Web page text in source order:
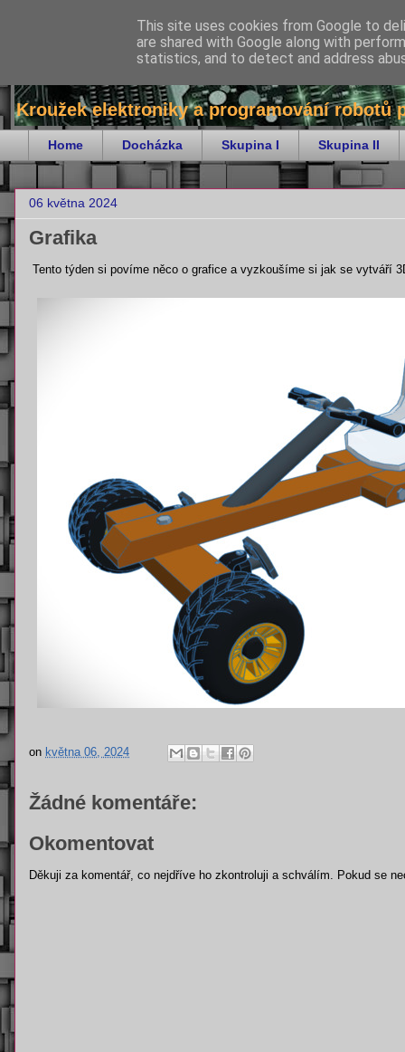
bitKrnov - robotika
Kroužek elektroniky a programování robotů
Home Docházka Skupina I Skupina II
06 května 2024
Grafika
Tento týden si povíme něco o grafice a vyzkoušíme si jak se vytváří
on května 06, 2024
Žádné komentáře:
Okomentovat
Děkuji za komentář, co nejdříve ho zkontroluji a schválím. Pokud se
This site uses cookies from Google to
are shared with Google along with
statistics, and to detect and address